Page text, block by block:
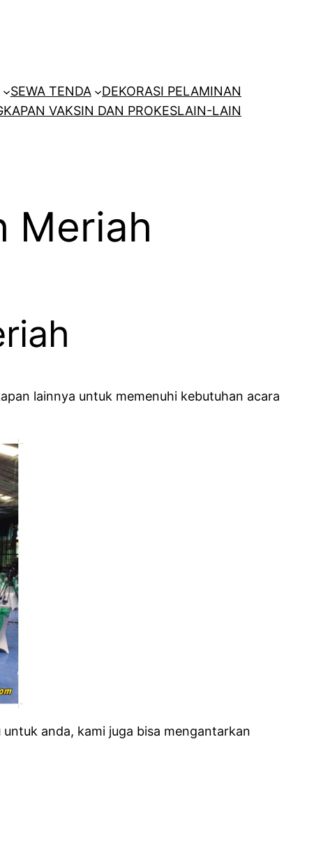
SEWA TENDA
DEKORASI PELAMINAN
VAKSIN DAN PROKESLAIN-LAIN
Meriah
lainnya untuk memenuhi kebutuhan acara
anda, kami juga bisa mengantarkan